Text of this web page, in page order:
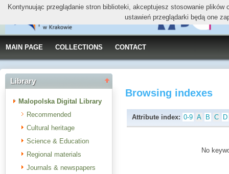
MAIN PAGE COLLECTIONS CONTACT
Library
Malopolska Digital Library
Recommended
Cultural heritage
Science & Education
Regional materials
Journals & newspapers
Browsing indexes
Attribute index: 0-9 A B C D
No
Kontynuując przeglądanie stron biblioteki, akceptujesz stosowanie
ustawień przeglądarki będą one